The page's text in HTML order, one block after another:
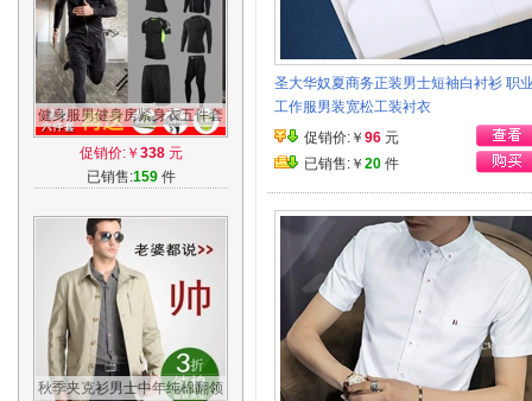
健身服男健身房紧身衣五件套
速干夜晨跑步训练运动套装男
装备秋冬
促销价:￥ 338元
已销售:159件
秋季夹克衫男士中年纯棉翻领
圣大华奴夏商务正装男士短袖白衬衫 职
工作服男装宽松工装衬衣
促销价:￥ 96 元
已销售:￥ 20 件